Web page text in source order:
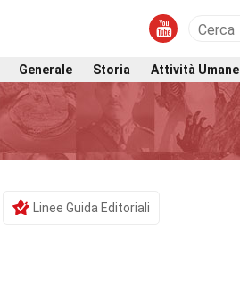
Generale Storia Attività Umane
Linee Guida Editoriali